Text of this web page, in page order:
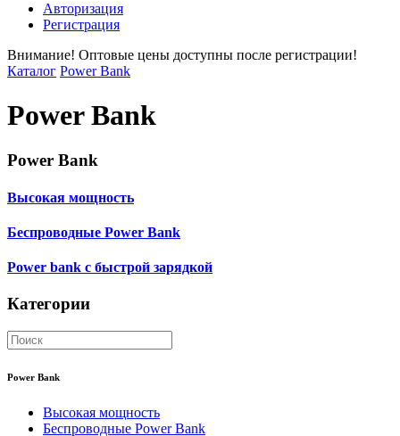
Авторизация
Регистрация
Внимание! Оптовые цены доступны после регистрации!
Каталог Power Bank
Power Bank
Power Bank
Высокая мощность
Беспроводные Power Bank
Power bank с быстрой зарядкой
Категории
Power Bank
Высокая мощность
Беспроводные Power Bank